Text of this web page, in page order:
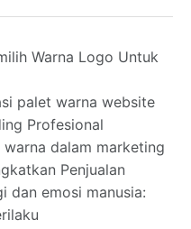
Warna Logo Untuk
palet warna website
Profesional
dalam marketing
Penjualan
dan emosi manusia: